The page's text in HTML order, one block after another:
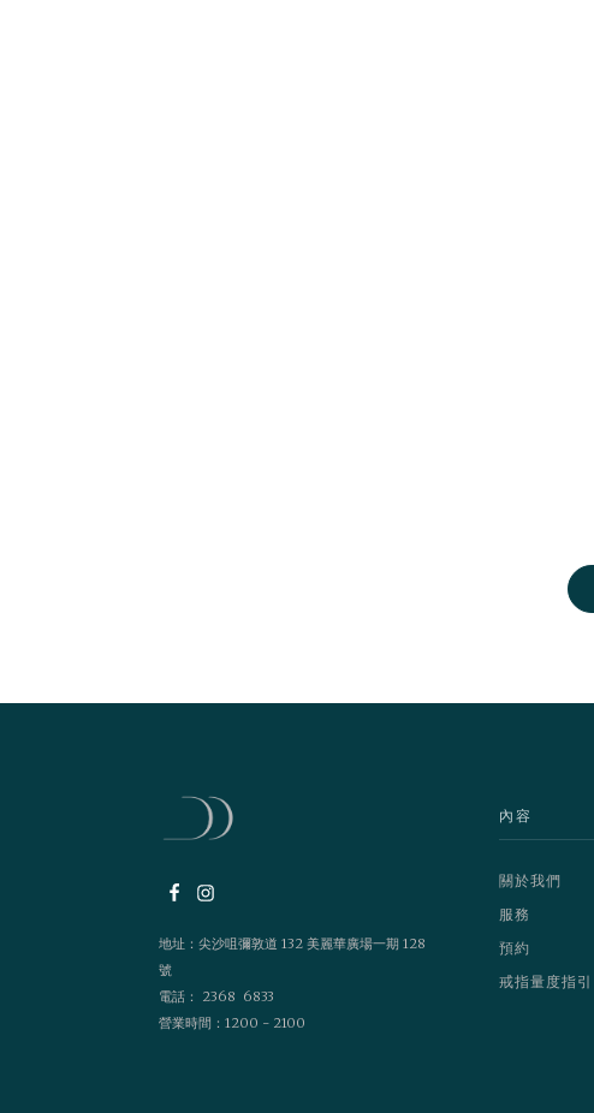
地址：尖沙咀彌敦道 132 美麗華廣場一期 128
號
電話： 2368 6833
營業時間：1200 - 2100
內容
關於我們
服務
預約
戒指量度指引